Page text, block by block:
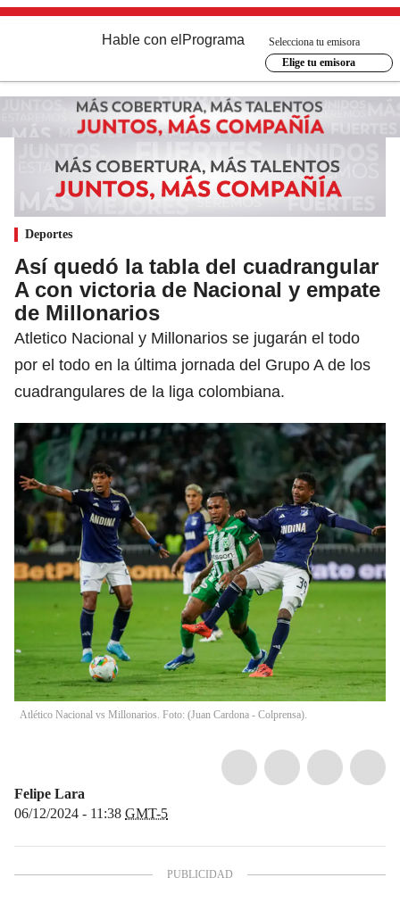
Hable con el Programa
Selecciona tu emisora
Elige tu emisora
Deportes
Así quedó la tabla del cuadrangular
A con victoria de Nacional y empate
de Millonarios
Atletico Nacional y Millonarios se jugarán el todo
por el todo en la última jornada del Grupo A de los
cuadrangulares de la liga colombiana.
Atlético Nacional vs Millonarios. Foto: (Juan Cardona - Colprensa).
Felipe Lara
06/12/2024 - 11:38 GMT-5